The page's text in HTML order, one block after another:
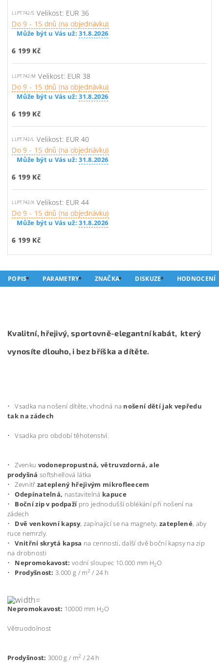
LLPT742/S Velikost: EUR 36
Do 9 - 15 dnů (na objednávku)
Může být u Vás už: 31.8.2026
6 199 Kč
LLPT742/M Velikost: EUR 38
Do 9 - 15 dnů (na objednávku)
Může být u Vás už: 31.8.2026
6 199 Kč
LLPT742/L Velikost: EUR 40
Do 9 - 15 dnů (na objednávku)
Může být u Vás už: 31.8.2026
6 199 Kč
LLPT742/X Velikost: EUR 44
Do 9 - 15 dnů (na objednávku)
Může být u Vás už: 31.8.2026
6 199 Kč
POPIS PARAMETRY ZNAČKA DISKUZE HODNOCENÍ
Kvalitní, hřejivý, sportovně-elegantní kabát, který
vynosíte dlouho, i bez bříška a dítěte.
• Vsadka na nošení dítěte, vhodná na nošení dětí jak vepředu
tak na zádech
• Vsadka pro období těhotenství.
• Zvenku vodonepropustná, větruvzdorná, ale
prodyšná softshellová látka
• Zevnitř zateplený hřejivým mikrofleecem
•Odepínatelná, nastavitelná kapuce
• Boční zip v podpažípro jednodušší oblékání při nošení na
zádech
• Dvě venkovní kapsy, zapínající se na magnety,zateplené, aby
ruce nemrzly.
•Vnitřní skrytá kapsa na cennosti, další dvě boční kapsy na zip
na drobnosti
• Nepromokavost: vodní sloupec 10.000 mm H2O
• Prodyšnost: 3.000 g / m2 / 24 h
Nepromokavost: 10000 mm H2O
Větruodolnost
Prodyšnost: 3000 g / m2 / 24 h